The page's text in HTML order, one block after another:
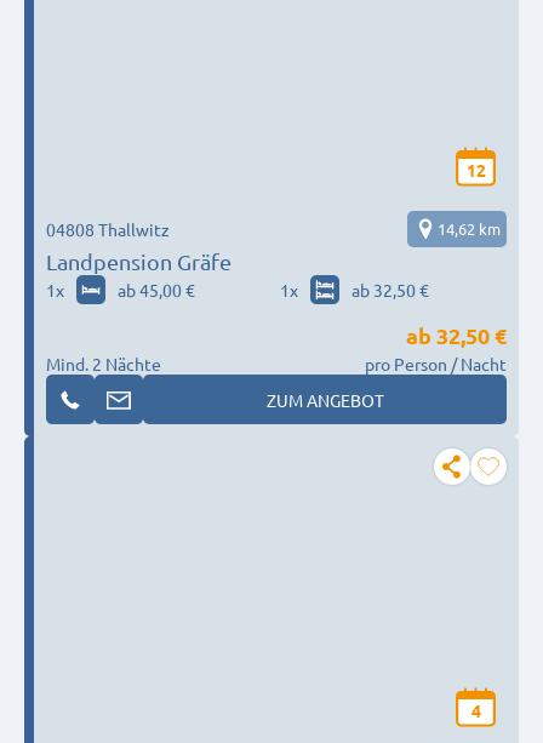
12
Landpension Gräfe
04808 Thallwitz 14,62 km
1x ab 45,00 € 1x ab 32,50 €
Mind. 2 Nächte
ab 32,50 €
pro Person / Nacht
ZUM ANGEBOT
4